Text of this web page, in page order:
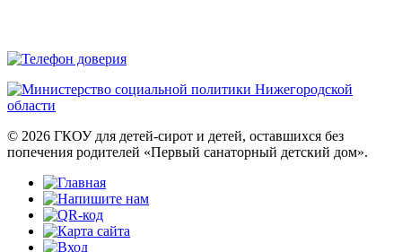
© 2026 ГКОУ для детей-сирот и детей, оставшихся без
попечения родителей «Первый санаторный детский дом».